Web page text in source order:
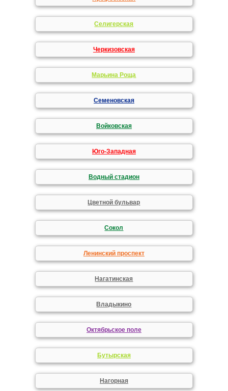
Селигерская
Черкизовская
Марьина Роща
Семеновская
Войковская
Юго-Западная
Водный стадион
Цветной бульвар
Сокол
Ленинский проспект
Нагатинская
Владыкино
Октябрьское поле
Бутырская
Нагорная